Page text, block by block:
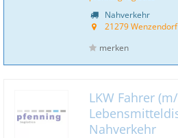
Nahverkehr
21279 Wenzendorf
merken
LKW Fahrer
Nahverkehr